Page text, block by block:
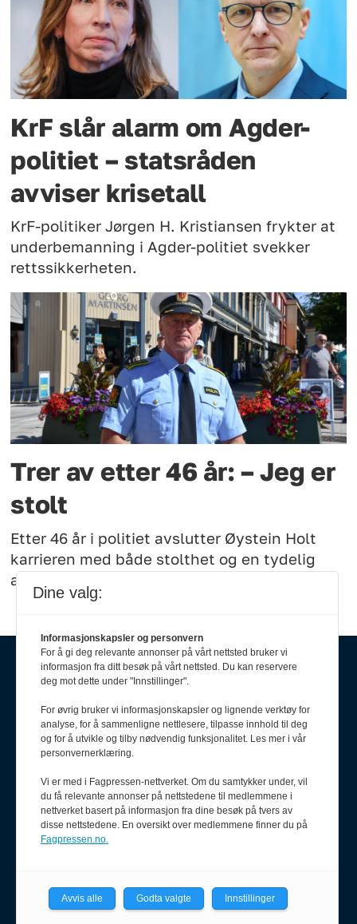
KrF slår alarm om Agder-
politiet – statsråden
avviser krisetall
KrF-politiker Jørgen H. Kristiansen frykter at
underbemanning i Agder-politiet svekker
rettssikkerheten.
Trer av etter 46 år: – Jeg er
stolt
Etter 46 år i politiet avslutter Øystein Holt
karrieren med både stolthet og en tydelig
advarsel.
Om oss
Politiforum er et redaksjonelt
uavhengig fagblad som drives
etter Vær varsom-plakaten og
Politiforum er medlem av Fagpressen.
Dine valg:
Informasjonskapsler og personvern
For å gi deg relevante annonser på vårt nettsted bruker vi
informasjon fra ditt besøk på vårt nettsted. Du kan reservere
deg mot dette under "Innstillinger".
For øvrig bruker vi informasjonskapsler og lignende verktøy for
analyse, for å sammenligne nettlesere, tilpasse innhold til deg
og for å utvikle og tilby nødvendig funksjonalitet. Les mer i vår
personvernerklæring.
Vi er med i Fagpressen-nettverket. Om du samtykker under, vil
du få relevante annonser på nettstedene til medlemmene i
nettverket basert på informasjon fra dine besøk på tvers av
disse nettstedene. En oversikt over medlemmene finner du på
Fagpressen.no.
Avvis alle Godta valgte Innstillinger